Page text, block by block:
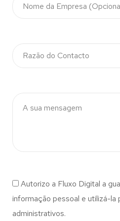
Autorizo a Fluxo Digital a
informação pessoal e utilizá-la
administrativos.